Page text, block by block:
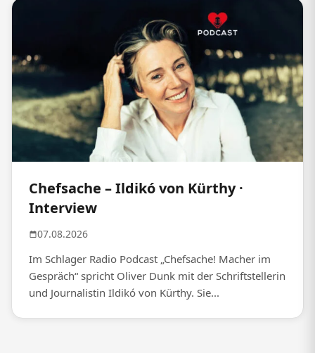
Chefsache – Ildikó von Kürthy ·
Interview
07.08.2026
Im Schlager Radio Podcast „Chefsache! Macher im
Gespräch“ spricht Oliver Dunk mit der Schriftstellerin
und Journalistin Ildikó von Kürthy. Sie...